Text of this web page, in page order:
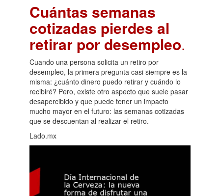
Cuántas semanas
cotizadas pierdes al
retirar por desempleo.
Cuando una persona solicita un retiro por
desempleo, la primera pregunta casi siempre es la
misma: ¿cuánto dinero puedo retirar y cuándo lo
recibiré? Pero, existe otro aspecto que suele pasar
desapercibido y que puede tener un impacto
mucho mayor en el futuro: las semanas cotizadas
que se descuentan al realizar el retiro.
Lado.mx